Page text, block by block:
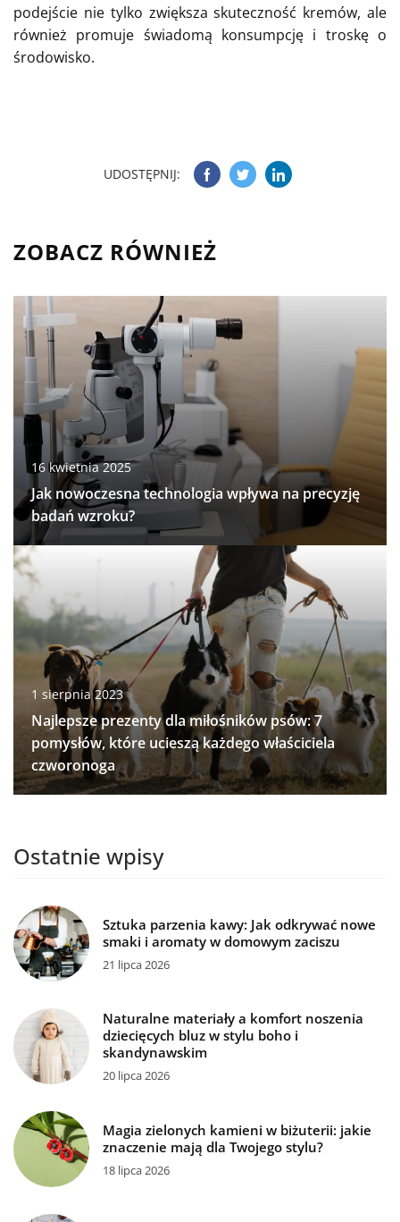
podejście nie tylko zwiększa skuteczność kremów, ale
również promuje świadomą konsumpcję i troskę o
środowisko.
UDOSTĘPNIJ:
ZOBACZ RÓWNIEŻ
16 kwietnia 2025
Jak nowoczesna technologia wpływa na precyzję
badań wzroku?
1 sierpnia 2023
Najlepsze prezenty dla miłośników psów: 7
pomysłów, które ucieszą każdego właściciela
czworonoga
Ostatnie wpisy
Sztuka parzenia kawy: Jak odkrywać nowe
smaki i aromaty w domowym zaciszu
21 lipca 2026
Naturalne materiały a komfort noszenia
dziecięcych bluz w stylu boho i
skandynawskim
20 lipca 2026
Magia zielonych kamieni w biżuterii: jakie
znaczenie mają dla Twojego stylu?
18 lipca 2026